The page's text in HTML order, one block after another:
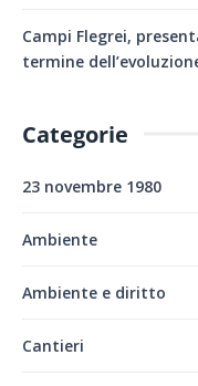
Campi Flegrei,
termine
Categorie
23 novembre 1980
Ambiente
Ambiente e diritto
Cantieri